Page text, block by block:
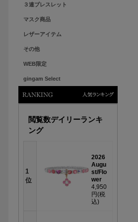
３連ブレスレット
マスク商品
レザーアイテム
その他
WEB限定
gingam Select
閲覧数デイリーランキ
ング
1
位
2026
Augu
st/Flo
wer
4,950
円(税
込)